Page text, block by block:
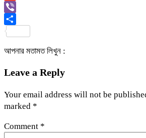
Link
Gmail
Viber
আপনার মতামত লিখুন :
Leave a Reply
Your email address will not be
marked *
Comment *